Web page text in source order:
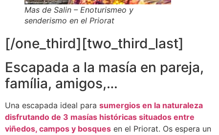
Mas de Salin – Enoturismeo y
senderismo en el Priorat
[/one_third][two_third_last]
Escapada a la masía en pareja,
família, amigos,…
Una escapada ideal para sumergios en la naturaleza
disfrutando de 3 masías históricas situados entre
viñedos, campos y bosques en el Priorat. Os espera un